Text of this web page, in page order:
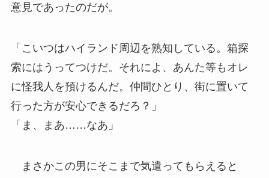
意見であったのだが。
「こいつはハイランド周辺を熟知している。箱探
索にはうってつけだ。それによ、あんた等もオレ
に怪我人を預けるんだ。仲間ひとり、街に置いて
行った方が安心できるだろ？」
「ま、まあ……なあ」
まさかこの男にそこまで気遣ってもらえると